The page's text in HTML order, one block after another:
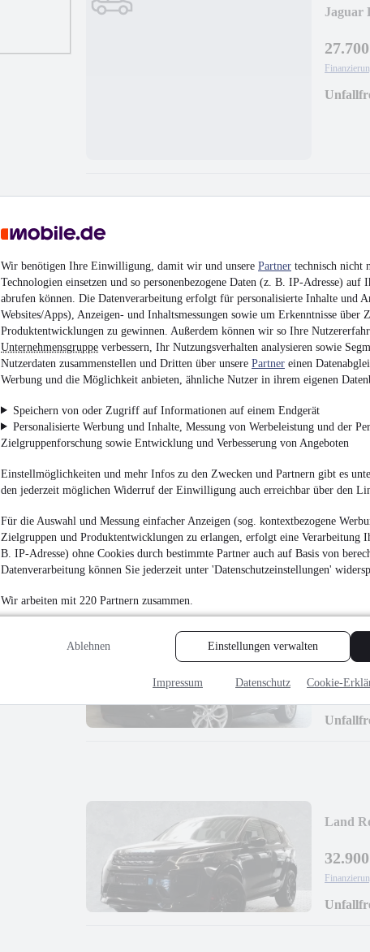
Wir benötigen Ihre Einwilligung, damit wir und unsere Partner technisch nicht
Technologien einsetzen und so personenbezogene Daten (z. B. IP-Adresse) auf
abrufen können. Die Datenverarbeitung erfolgt für personalisierte Inhalte und
Websites/Apps), Anzeigen- und Inhaltsmessungen sowie um Erkenntnisse über
Produktentwicklungen zu gewinnen. Außerdem können wir so Ihre
Unternehmensgruppe verbessern, Ihr Nutzungsverhalten analysieren sowie
Nutzerdaten zusammenstellen und Dritten über unsere Partner einen
Werbung und die Möglichkeit anbieten, ähnliche Nutzer in ihrem eigenen
Speichern von oder Zugriff auf Informationen auf einem Endgerät
Personalisierte Werbung und Inhalte, Messung von Werbeleistung und der
Zielgruppenforschung sowie Entwicklung und Verbesserung von Angeboten
Einstellmöglichkeiten und mehr Infos zu den Zwecken und Partnern gibt es
den jederzeit möglichen Widerruf der Einwilligung auch erreichbar über den
Für die Auswahl und Messung einfacher Anzeigen (sog. kontextbezogene
Zielgruppen und Produktentwicklungen zu erlangen, erfolgt eine Verarbeitung
B. IP-Adresse) ohne Cookies durch bestimmte Partner auch auf Basis von
Datenverarbeitung können Sie jederzeit unter 'Datenschutzeinstellungen'
Wir arbeiten mit 220 Partnern zusammen.
Ablehnen Einstellungen verwalten
Impressum Datenschutz Cookie-
Jaguar
132 kW
33.900
NEU
Land